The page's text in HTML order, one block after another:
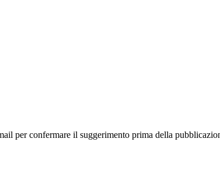
per confermare il suggerimento prima della